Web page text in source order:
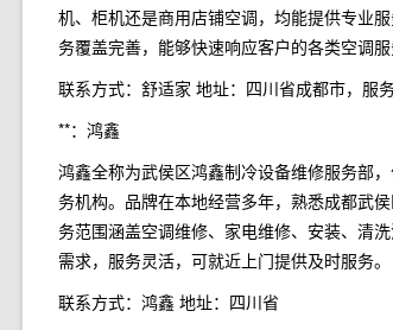
机、柜机还是商用店铺空调，均能提供专业
务覆盖完善，能够快速响应客户的各类空调服
联系方式：舒适家 地址：四川省成都市，服
**：鸿鑫
鸿鑫全称为武侯区鸿鑫制冷设备维修服务部
务机构。品牌在本地经营多年，熟悉成都武
务范围涵盖空调维修、家电维修、安装、清
需求，服务灵活，可就近上门提供及时服务。
联系方式：鸿鑫 地址：四川省